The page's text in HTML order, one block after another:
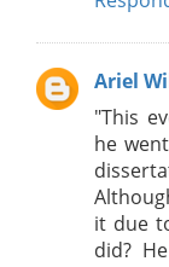
Ariel
"This
he
it due
did?